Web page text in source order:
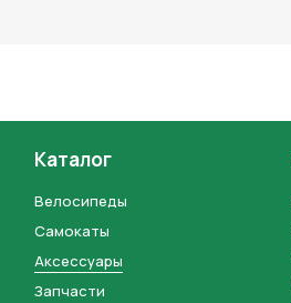
Каталог
Велосипеды
Самокаты
Аксессуары
Запчасти